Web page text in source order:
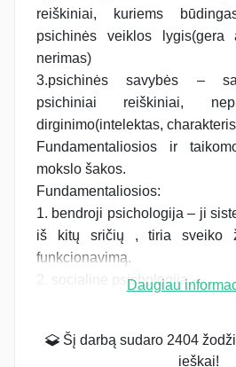
reiškiniai, kuriems
psichinės veiklos lygis(gera
nerimas)
3.psichinės savybės –
psichiniai reiškiniai,
dirginimo(intelektas,
Fundamentaliosios ir
mokslo šakos.
Fundamentaliosios:
1. bendroji psichologija – ji
iš kitų sričių , tiria sveiko
funkcionavimą.
2. socialinė psichologija –...
Daugiau
Šį darbą sudaro 2404
ieškai!